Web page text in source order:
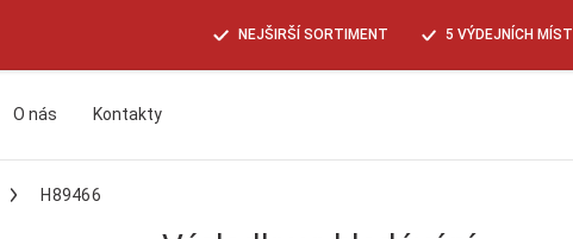
NEJŠIRŠÍ SORTIMENT 5 VÝDEJNÍCH MÍST
O nás Kontakty
H89466